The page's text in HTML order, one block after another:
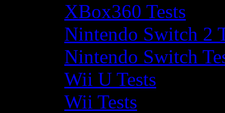
XBox360 Tests
Nintendo Switch 2
Nintendo Switch
Wii U Tests
Wii Tests